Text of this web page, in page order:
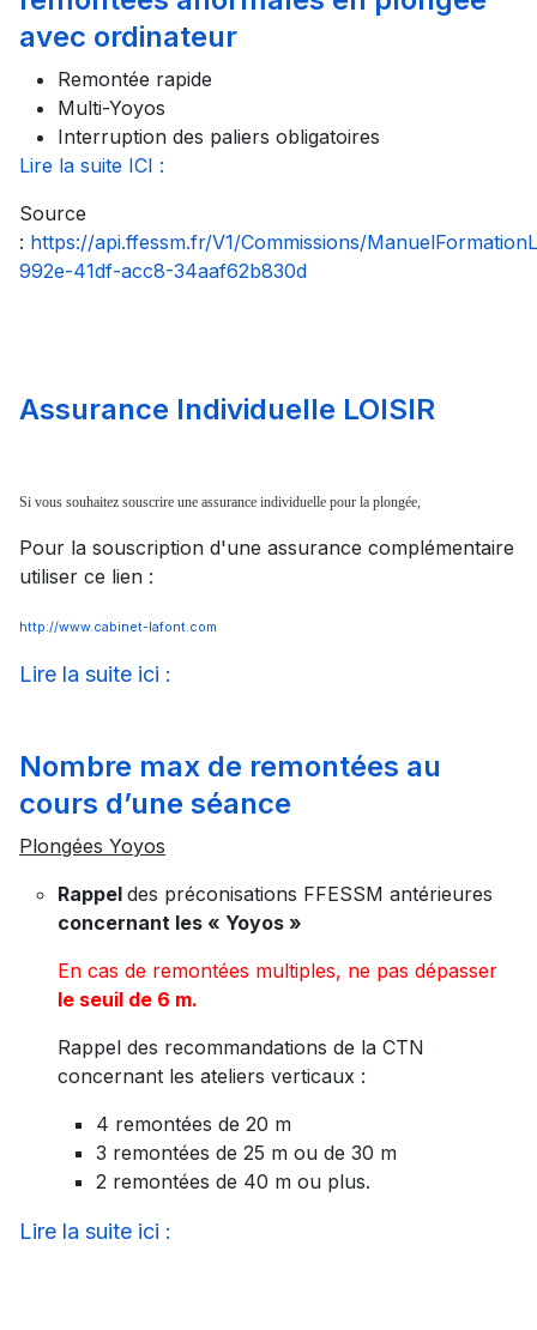
avec ordinateur
Remontée rapide
Multi-Yoyos
Interruption des paliers obligatoires
Lire la suite ICI :
Source
: https://api.ffessm.fr/V1/Commissions/
992e-41df-acc8-34aaf62b830d
Assurance Individuelle LOISIR
Si vous souhaitez souscrire une assurance individuelle pour la plongée,
Pour la souscription d'une assurance complémentaire
utiliser ce lien :
http://www.cabinet-lafont.com
Lire la suite ici :
Nombre max de remontées au
cours d’une séance
Plongées Yoyos
Rappel des préconisations FFESSM antérieures
concernant les « Yoyos »
En cas de remontées multiples, ne pas dépasser
le seuil de 6 m.
Rappel des recommandations de la CTN
concernant les ateliers verticaux :
4 remontées de 20 m
3 remontées de 25 m ou de 30 m
2 remontées de 40 m ou plus.
Lire la suite ici :